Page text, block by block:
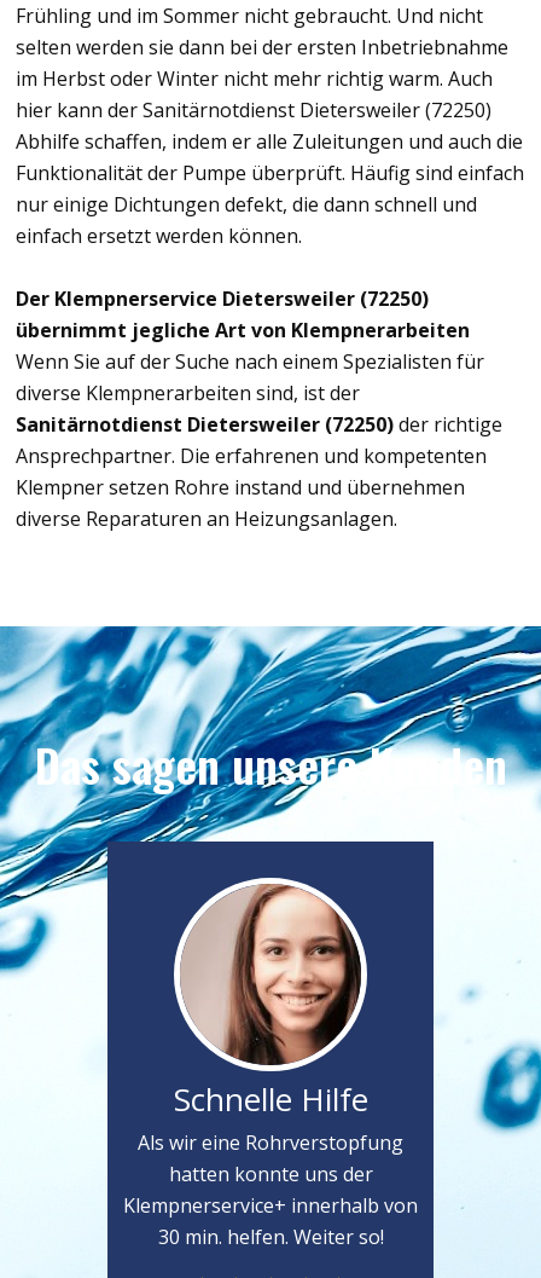
Frühling und im Sommer nicht gebraucht. Und nicht
selten werden sie dann bei der ersten Inbetriebnahme
im Herbst oder Winter nicht mehr richtig warm. Auch
hier kann der Sanitärnotdienst Dietersweiler (72250)
Abhilfe schaffen, indem er alle Zuleitungen und auch die
Funktionalität der Pumpe überprüft. Häufig sind einfach
nur einige Dichtungen defekt, die dann schnell und
einfach ersetzt werden können.
Der Klempnerservice Dietersweiler (72250)
übernimmt jegliche Art von Klempnerarbeiten
Wenn Sie auf der Suche nach einem Spezialisten für
diverse Klempnerarbeiten sind, ist der
Sanitärnotdienst Dietersweiler (72250)der richtige
Ansprechpartner. Die erfahrenen und kompetenten
Klempner setzen Rohre instand und übernehmen
diverse Reparaturen an Heizungsanlagen.
Das sagen unsere Kunden
Schnelle Hilfe
Als wir eine Rohrverstopfung
hatten konnte uns der
Klempnerservice+ innerhalb von
30 min. helfen. Weiter so!